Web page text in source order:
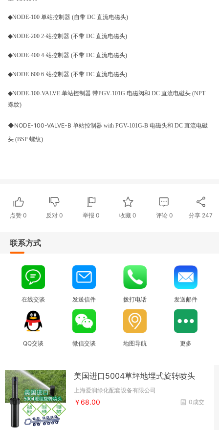
◆NODE-100 单站控制器 (自带 DC 直流电磁头)
◆NODE-200 2-站控制器 (不带 DC 直流电磁头)
◆NODE-400 4-站控制器 (不带 DC 直流电磁头)
◆NODE-600 6-站控制器 (不带 DC 直流电磁头)
◆NODE-100-VALVE 单站控制器 带PGV-101G 电磁阀和 DC 直流电磁头 (NPT
螺纹)
◆NODE-100-VALVE-B 单站控制器 with PGV-101G-B 电磁头和 DC 直流电磁
头 (BSP 螺纹)
点赞 0 反对0 举报 0 收藏 0 评论 0 分享 247
联系方式
在线交谈 发送信件 拨打电话 发送邮件
QQ交谈 微信交谈 地图导航 更多
美国进口5004草坪地埋式旋转喷头
上海爱润绿化配套设备有限公司
0成交
￥68.00